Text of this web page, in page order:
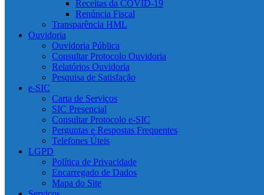
Receitas da COVID-19
Renúncia Fiscal
Transparência HML
Ouvidoria
Ouvidoria Pública
Consultar Protocolo Ouvidoria
Relatórios Ouvidoria
Pesquisa de Satisfação
e-SIC
Carta de Serviços
SIC Presencial
Consultar Protocolo e-SIC
Perguntas e Respostas Frequentes
Telefones Úteis
LGPD
Política de Privacidade
Encarregado de Dados
Mapa do Site